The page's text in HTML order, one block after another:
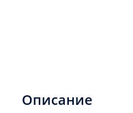
Описание